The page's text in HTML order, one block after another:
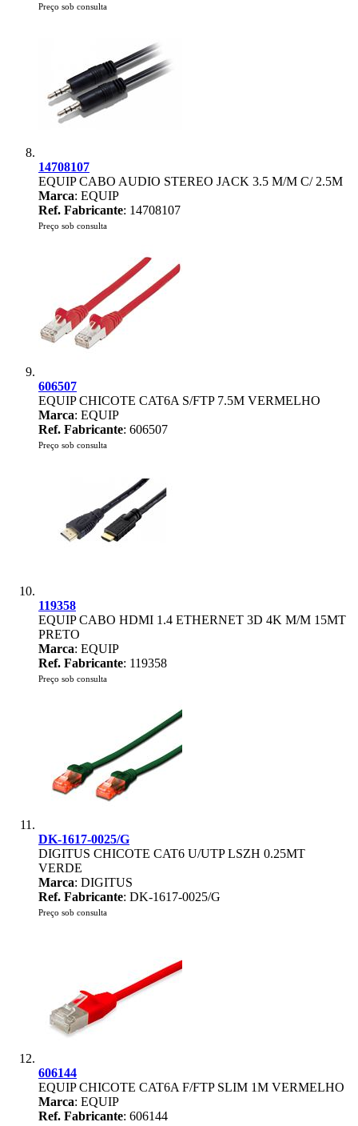
Preço sob consulta
14708107
EQUIP CABO AUDIO STEREO JACK 3.5 M/M C/ 2.5M
Marca: EQUIP
Ref. Fabricante: 14708107
Preço sob consulta
606507
EQUIP CHICOTE CAT6A S/FTP 7.5M VERMELHO
Marca: EQUIP
Ref. Fabricante: 606507
Preço sob consulta
119358
EQUIP CABO HDMI 1.4 ETHERNET 3D 4K M/M 15MT
PRETO
Marca: EQUIP
Ref. Fabricante: 119358
Preço sob consulta
DK-1617-0025/G
DIGITUS CHICOTE CAT6 U/UTP LSZH 0.25MT
VERDE
Marca: DIGITUS
Ref. Fabricante: DK-1617-0025/G
Preço sob consulta
606144
EQUIP CHICOTE CAT6A F/FTP SLIM 1M VERMELHO
Marca: EQUIP
Ref. Fabricante: 606144